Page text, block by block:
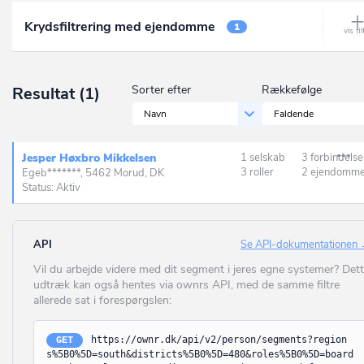
Frederikssund
Furesø
Gentofte
Greve
Gribskov
Halsnæs
Hedensted
Helsingør
Allerød
Allinge
Ålsgårde
Anholt
Ansager
Arden
Årre
Asaa
Krydsfiltrering med ejendomme 1
Resultat (1) Sorter efter
Navn
Rækkefølge
Faldende
Jesper Høxbro Mikkelsen
Egeb*******, 5462 Morud, DK
Status: Aktiv
1 selskab
3 roller
3
2
API Se API-dokumentationen
Vil du arbejde videre med dit segment i jeres egne systemer?
udtræk kan også hentes via ownrs API, med de samme filtre
allerede sat i forespørgslen:
GET
https://ownr.dk/api/v2/person/segments?region
s%5B0%5D=south&districts%5B0%5D=480&roles%5B0%5D=board